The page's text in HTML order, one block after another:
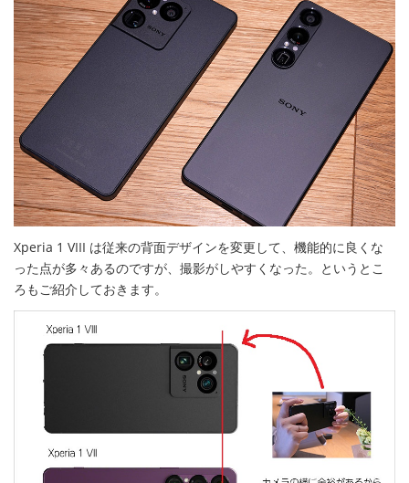
Xperia 1 VIII は従来の背面デザインを変更して、機能的に良くな
った点が多々あるのですが、撮影がしやすくなった。というとこ
ろもご紹介しておきます。